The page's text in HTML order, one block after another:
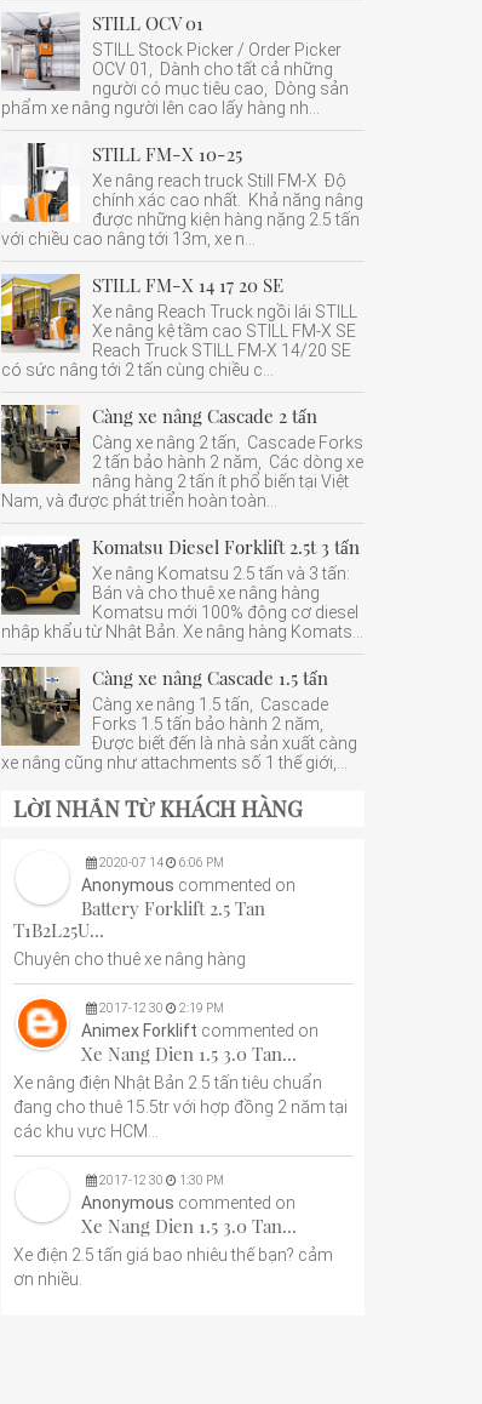
STILL OCV 01
STILL Stock Picker / Order Picker
OCV 01, Dành cho tất cả những
người có mục tiêu cao, Dòng sản
phẩm xe nâng người lên cao lấy hàng nh...
STILL FM-X 10-25
Xe nâng reach truck Still FM-X Độ
chính xác cao nhất. Khả năng nâng
được những kiện hàng nặng 2.5 tấn
với chiều cao nâng tới 13m, xe n...
STILL FM-X 14 17 20 SE
Xe nâng Reach Truck ngồi lái STILL
Xe nâng kệ tầm cao STILL FM-X SE
Reach Truck STILL FM-X 14/20 SE
có sức nâng tới 2 tấn cùng chiều c...
Càng xe nâng Cascade 2 tấn
Càng xe nâng 2 tấn, Cascade Forks
2 tấn bảo hành 2 năm, Các dòng xe
nâng hàng 2 tấn ít phổ biến tại Việt
Nam, và được phát triển hoàn toàn...
Komatsu Diesel Forklift 2.5t 3 tấn
Xe nâng Komatsu 2.5 tấn và 3 tấn:
Bán và cho thuê xe nâng hàng
Komatsu mới 100% động cơ diesel
nhập khẩu từ Nhật Bản. Xe nâng hàng Komats...
Càng xe nâng Cascade 1.5 tấn
Càng xe nâng 1.5 tấn, Cascade
Forks 1.5 tấn bảo hành 2 năm,
Được biết đến là nhà sản xuất càng
xe nâng cũng như attachments số 1 thế giới,...
LỜI NHẮN TỪ KHÁCH HÀNG
Anonymous commented on
Battery Forklift 2.5 Tan
T1B2L25U...
2020-07 14 6:06 PM
Chuyên cho thuê xe nâng hàng
Animex Forklift commented on
Xe Nang Dien 1.5 3.0 Tan...
2017-12 30 2:19 PM
Xe nâng điện Nhật Bản 2.5 tấn tiêu chuẩn
đang cho thuê 15.5tr với hợp đồng 2 năm tại
các khu vực HCM...
Anonymous commented on
Xe Nang Dien 1.5 3.0 Tan...
2017-12 30 1:30 PM
Xe điện 2.5 tấn giá bao nhiêu thế bạn? cảm
ơn nhiều.